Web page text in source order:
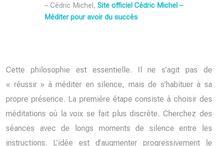
– Cédric Michel, Site officiel Cédric Michel –
Méditer pour avoir du succès
Cette philosophie est essentielle. Il ne s’agit pas de
« réussir » à méditer en silence, mais de s’habituer à sa
propre présence. La première étape consiste à choisir des
méditations où la voix se fait plus discrète. Cherchez des
séances avec de longs moments de silence entre les
instructions. L’idée est d’augmenter progressivement le